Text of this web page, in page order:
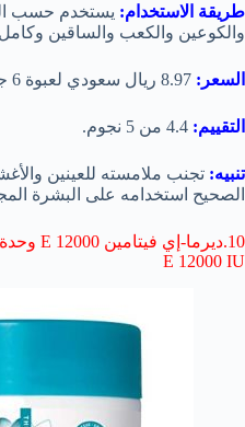
طريقة الاستخدام: يستخدم حسب
والكوعين والكعب والساقين
السعر:
التقييم:
تنبيه: تجنب ملامسته للعينين
الصحيح استخدامه على البشرة
E 12000 IU